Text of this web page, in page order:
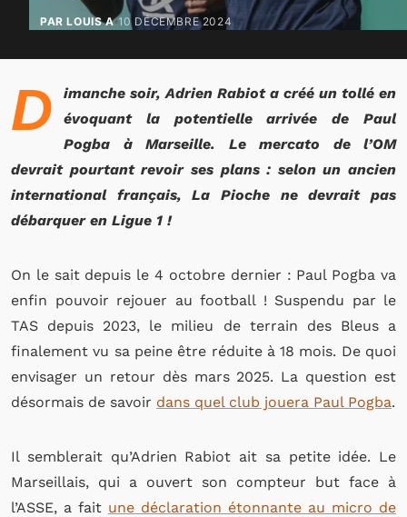
PAR LOUIS A 10 DÉCEMBRE 2024
D
imanche soir, Adrien Rabiot a créé un tollé en
évoquant la potentielle arrivée de Paul
Pogba à Marseille. Le mercato de l’OM
devrait pourtant revoir ses plans : selon un ancien
international français, La Pioche ne devrait pas
débarquer en Ligue 1 !
On le sait depuis le 4 octobre dernier : Paul Pogba va
enfin pouvoir rejouer au football ! Suspendu par le
TAS depuis 2023, le milieu de terrain des Bleus a
finalement vu sa peine être réduite à 18 mois. De quoi
envisager un retour dès mars 2025. La question est
désormais de savoir dans quel club jouera Paul Pogba.
Il semblerait qu’Adrien Rabiot ait sa petite idée. Le
Marseillais, qui a ouvert son compteur but face à
l’ASSE, a fait une déclaration étonnante au micro de